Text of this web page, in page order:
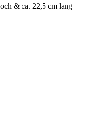
& ca. 22,5 cm lang